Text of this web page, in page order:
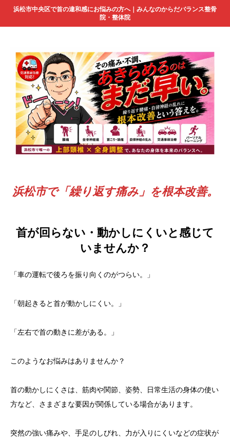
浜松市中央区で首の違和感にお悩みの方へ｜みんなのからだバランス整骨
院・整体院
浜松市で「繰り返す痛み」を根本改善。
首が回らない・動かしにくいと感じて
いませんか？
「車の運転で後ろを振り向くのがつらい。」
「朝起きると首が動かしにくい。」
「左右で首の動きに差がある。」
このようなお悩みはありませんか？
首の動かしにくさは、筋肉や関節、姿勢、日常生活の身体の使い
方など、さまざまな要因が関係している場合があります。
突然の強い痛みや、手足のしびれ、力が入りにくいなどの症状が